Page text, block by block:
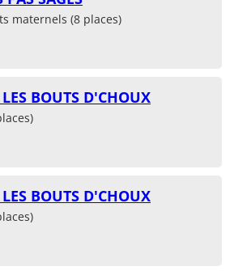
maternels (8 places)
BOUTS D'CHOUX
BOUTS D'CHOUX